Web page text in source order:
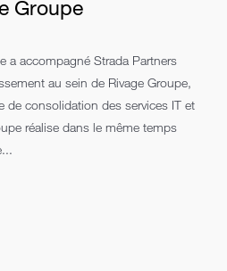
Groupe
a accompagné Strada Partners
au sein de Rivage Groupe,
de consolidation des services IT et
réalise dans le même temps